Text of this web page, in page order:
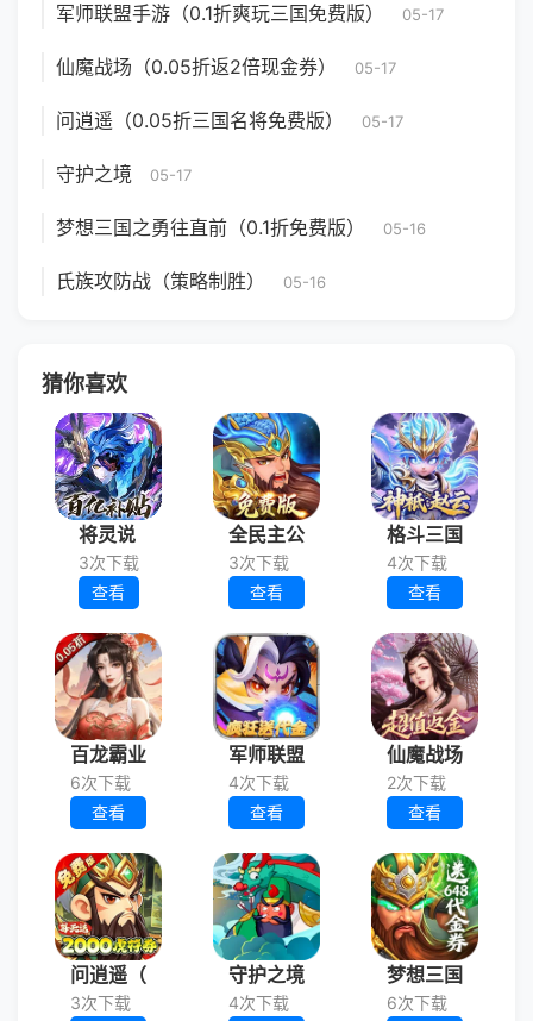
军师联盟手游（0.1折爽玩三国免费版） 05-17
仙魔战场（0.05折返2倍现金券） 05-17
问逍遥（0.05折三国名将免费版） 05-17
守护之境 05-17
梦想三国之勇往直前（0.1折免费版） 05-16
氏族攻防战（策略制胜） 05-16
猜你喜欢
将灵说
3次下载
查看
全民主公
3次下载
查看
格斗三国
4次下载
查看
百龙霸业
6次下载
查看
军师联盟
4次下载
查看
仙魔战场
2次下载
查看
问逍遥（
3次下载
守护之境
4次下载
梦想三国
6次下载